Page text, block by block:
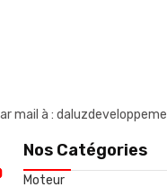
mail à :
Nos Catégories
Moteur